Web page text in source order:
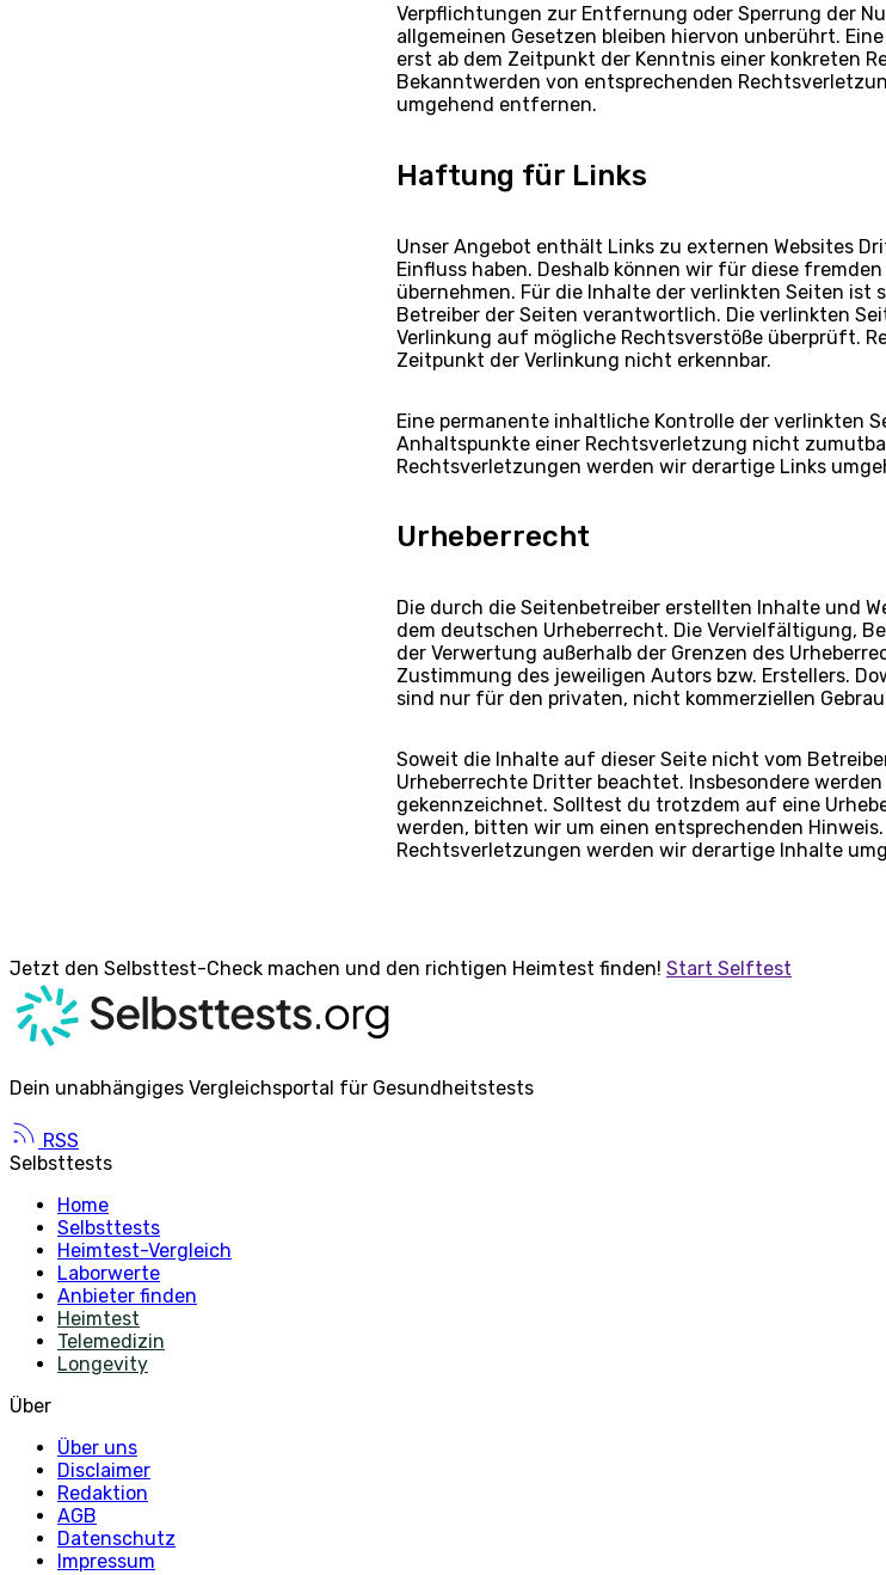
Verpflichtungen zur Entfernung oder Sperrung der
allgemeinen Gesetzen bleiben hiervon unberührt.
erst ab dem Zeitpunkt der Kenntnis einer konkreten
Bekanntwerden von entsprechenden
umgehend entfernen.
Haftung für Links
Unser Angebot enthält Links zu externen Websites
Einfluss haben. Deshalb können wir für diese
übernehmen. Für die Inhalte der verlinkten Seiten ist
Betreiber der Seiten verantwortlich. Die verlinkten
Verlinkung auf mögliche Rechtsverstöße überprüft.
Zeitpunkt der Verlinkung nicht erkennbar.
Eine permanente inhaltliche Kontrolle der verlinkten
Anhaltspunkte einer Rechtsverletzung nicht
Rechtsverletzungen werden wir derartige Links
Urheberrecht
Die durch die Seitenbetreiber erstellten Inhalte und
dem deutschen Urheberrecht. Die Vervielfältigung,
der Verwertung außerhalb der Grenzen des
Zustimmung des jeweiligen Autors bzw. Erstellers.
sind nur für den privaten, nicht kommerziellen
Soweit die Inhalte auf dieser Seite nicht vom
Urheberrechte Dritter beachtet. Insbesondere
gekennzeichnet. Solltest du trotzdem auf eine
werden, bitten wir um einen entsprechenden
Rechtsverletzungen werden wir derartige Inhalte
Jetzt den Selbsttest-Check machen und den richtigen Heimtest finden! Start Selftest
Dein unabhängiges Vergleichsportal für Gesundheitstests
RSS
Selbsttests
Home
Selbsttests
Heimtest-Vergleich
Laborwerte
Anbieter finden
Heimtest
Telemedizin
Longevity
Über
Über uns
Disclaimer
Redaktion
AGB
Datenschutz
Impressum